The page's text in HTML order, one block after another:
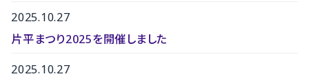
2025.10.27
片平まつり2025を開催しました
2025.10.27